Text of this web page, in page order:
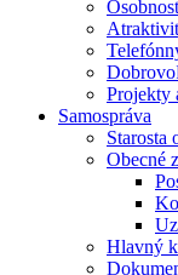
Projekty
Samospráva
Starosta
Obecné
Hlavný